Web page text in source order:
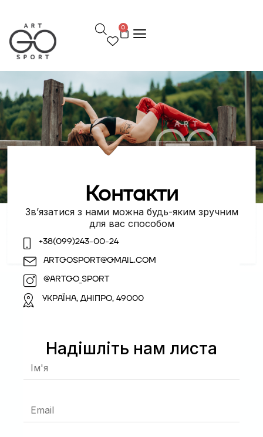
р
е
й
и
о
в
м
і
с
т
0
Контакти
Зв’язатися з нами можна будь-яким зручним
для вас способом
+38(099)243-00-24
ARTGOSPORT@GMAIL.COM
@ARTGO_SPORT
УКРАЇНА, ДНІПРО, 49000
Надішліть нам листа